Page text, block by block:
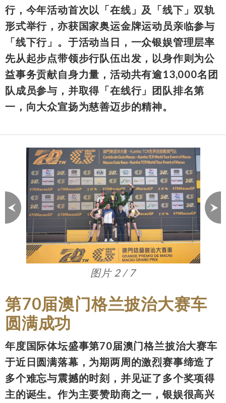
行，今年活动首次以「在线」及「线下」双轨
形式举行，亦获国家奥运金牌运动员亲临参与
「线下行」。于活动当日，一众银娱管理层率
先从起步点带领步行队伍出发，以身作则为公
益事务贡献自身力量，活动共有逾13,000名团
队成员参与，并取得「在线行」团队排名第
一，向大众宣扬为慈善迈步的精神。
图片 3 / 7
第70届澳门格兰披治大赛车
圆满成功
年度国际体坛盛事第70届澳门格兰披治大赛车
于近日圆满落幕，为期两周的激烈赛事缔造了
多个难忘与震撼的时刻，并见证了多个奖项得
主的诞生。作为主要赞助商之一，银娱很高兴